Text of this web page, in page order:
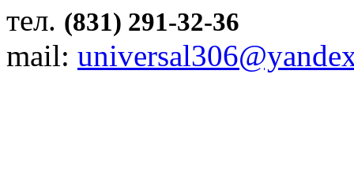
тел. (831) 291-32-36
mail: